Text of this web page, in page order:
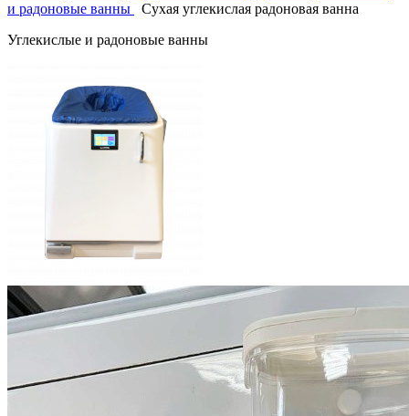
и радоновые ванны
Сухая углекислая радоновая ванна
Углекислые и радоновые ванны